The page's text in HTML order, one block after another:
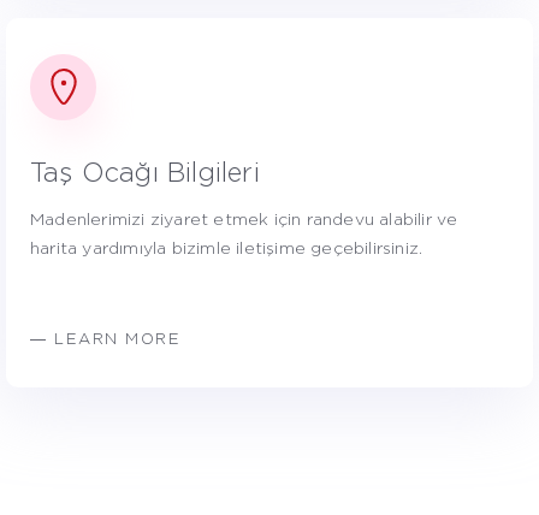
Taş Ocağı Bilgileri
Madenlerimizi ziyaret etmek için randevu alabilir ve
harita yardımıyla bizimle iletişime geçebilirsiniz.
― LEARN MORE